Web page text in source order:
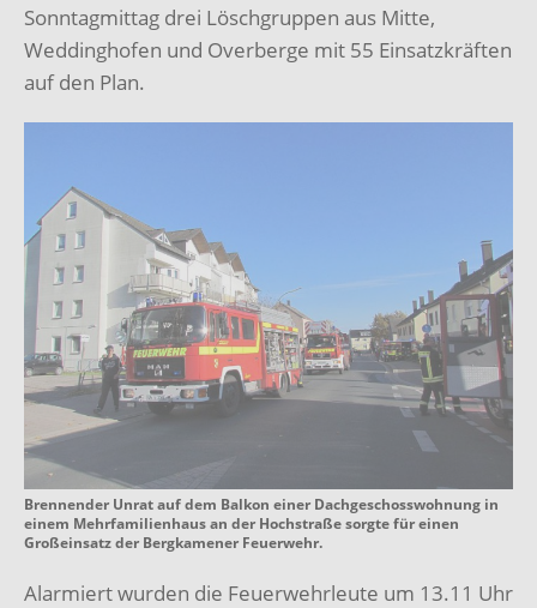
Sonntagmittag drei Löschgruppen aus Mitte,
Weddinghofen und Overberge mit 55 Einsatzkräften
auf den Plan.
Brennender Unrat auf dem Balkon einer Dachgeschosswohnung in
einem Mehrfamilienhaus an der Hochstraße sorgte für einen
Großeinsatz der Bergkamener Feuerwehr.
Alarmiert wurden die Feuerwehrleute um 13.11 Uhr